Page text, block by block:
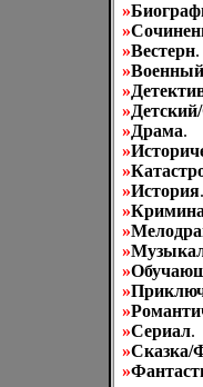
»
»
»Вестерн.
»Военный
»
»
»Драма.
»
»
»История.
»
»
»
»
»
»
»Сериал.
»Сказка/
»